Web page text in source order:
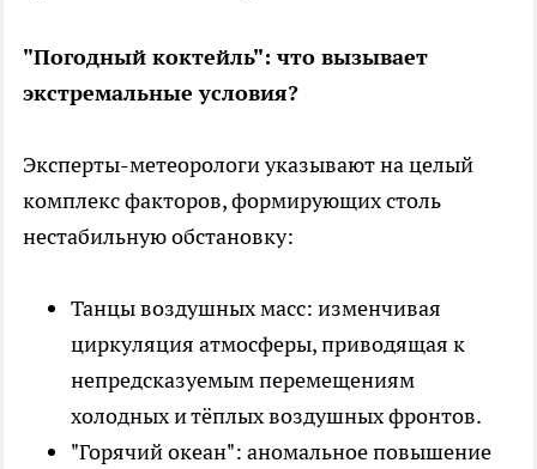
"Погодный коктейль": что вызывает
экстремальные условия?
Эксперты-метеорологи указывают на целый
комплекс факторов, формирующих столь
нестабильную обстановку:
Танцы воздушных масс: изменчивая
циркуляция атмосферы, приводящая к
непредсказуемым перемещениям
холодных и тёплых воздушных фронтов.
"Горячий океан": аномальное повышение